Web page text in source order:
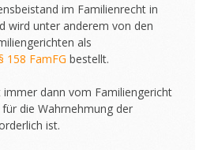
im Familienrecht in
wird unter anderem von den
als
158 FamFG bestellt.
immer dann vom Familiengericht
die Wahrnehmung der
ist.